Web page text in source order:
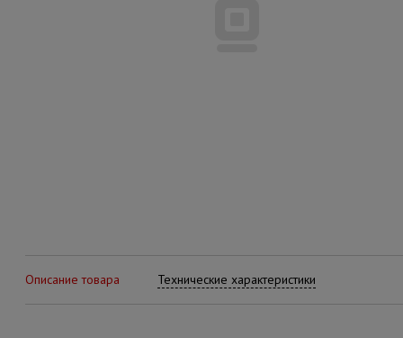
Описание товара Технические характеристики